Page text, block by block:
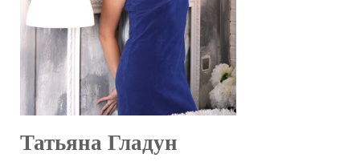
Татьяна Гладун